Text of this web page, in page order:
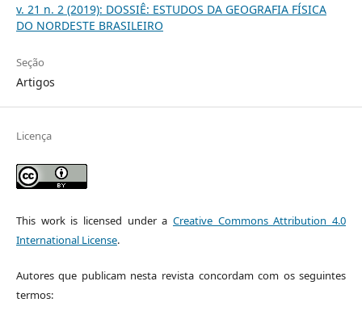
v. 21 n. 2 (2019): DOSSIÊ: ESTUDOS DA GEOGRAFIA FÍSICA
DO NORDESTE BRASILEIRO
Seção
Artigos
Licença
This work is licensed under aCreative Commons Attribution 4.0
International License.
Autores que publicam nesta revista concordam com os seguintes
termos: